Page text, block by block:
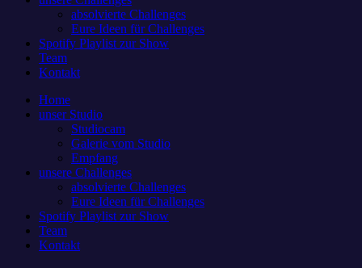
absolvierte Challenges
Eure Ideen für Challenges
Spotify Playlist zur Show
Team
Kontakt
Home
unser Studio
Studiocam
Galerie vom Studio
Empfang
unsere Challenges
absolvierte Challenges
Eure Ideen für Challenges
Spotify Playlist zur Show
Team
Kontakt